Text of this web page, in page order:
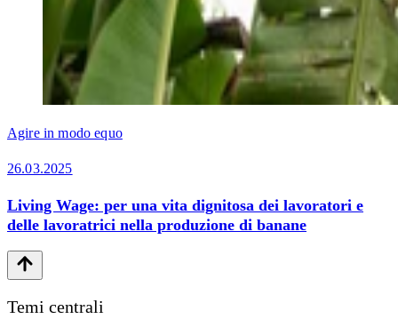
Agire in modo equo
26.03.2025
Living Wage: per una vita dignitosa dei lavoratori e
delle lavoratrici nella produzione di banane
Temi centrali